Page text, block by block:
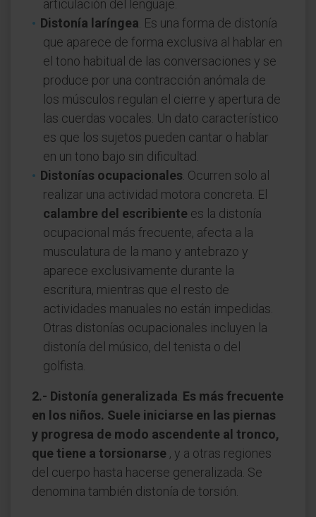
articulación del lenguaje.
Distonía laríngea . Es una forma de distonía
que aparece de forma exclusiva al hablar en
el tono habitual de las conversaciones y se
produce por una contracción anómala de
los músculos regulan el cierre y apertura de
las cuerdas vocales. Un dato característico
es que los sujetos pueden cantar o hablar
en un tono bajo sin dificultad.
Distonías ocupacionales . Ocurren solo al
realizar una actividad motora concreta. El
calambre del escribiente es la distonía
ocupacional más frecuente, afecta a la
musculatura de la mano y antebrazo y
aparece exclusivamente durante la
escritura, mientras que el resto de
actividades manuales no están impedidas.
Otras distonías ocupacionales incluyen la
distonía del músico, del tenista o del
golfista.
2.- Distonía generalizada Es más frecuente
en los niños. Suele iniciarse en las piernas
y progresa de modo ascendente al tronco,
que tiene a torsionarse , y a otras regiones
del cuerpo hasta hacerse generalizada. Se
denomina también distonía de torsión.